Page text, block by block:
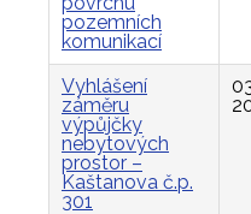
pozemních
komunikací
Vyhlášení
záměru
výpůjčky
nebytových
prostor –
Kaštanova č.p.
301